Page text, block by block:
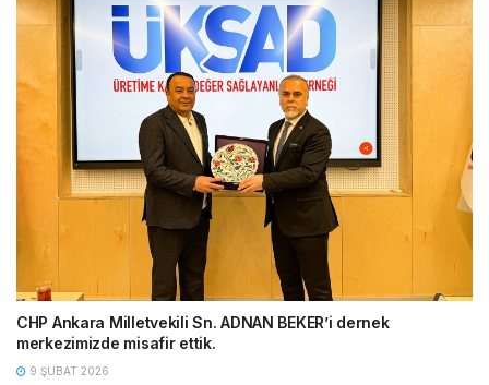
CHP Ankara Milletvekili Sn. ADNAN BEKER’i dernek
merkezimizde misafir ettik.
9 ŞUBAT 2026